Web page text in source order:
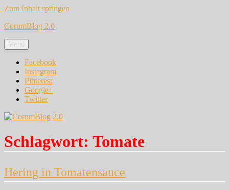
Zum Inhalt springen
CorumBlog 2.0
Menü
Facebook
Instagram
Pinterest
Google+
Twitter
Schlagwort: Tomate
Hering in Tomatensauce